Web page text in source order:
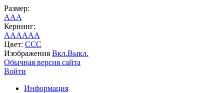
Размер:
AAA
Кернинг:
AAAAAA
Цвет: CCC
Изображения Вкл.Выкл.
Обычная версия сайта
Войти
Информация